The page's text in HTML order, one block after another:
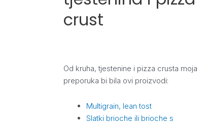
crust
Od kruha, tjestenine i pizza crusta moja
preporuka bi bila ovi proizvodi:
Multigrain, lean tost
Slatki brioche ili brioche s